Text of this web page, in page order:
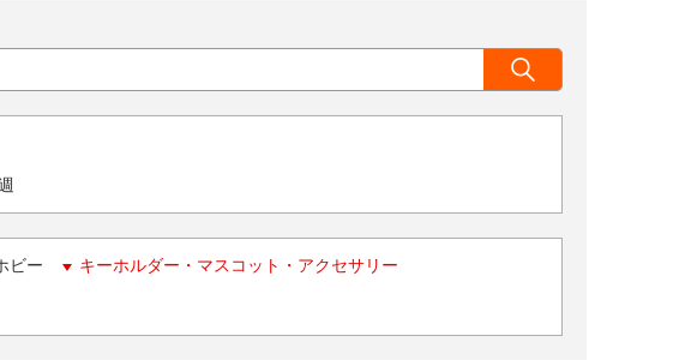
ビー キーホルダー・マスコット・アクセサリー